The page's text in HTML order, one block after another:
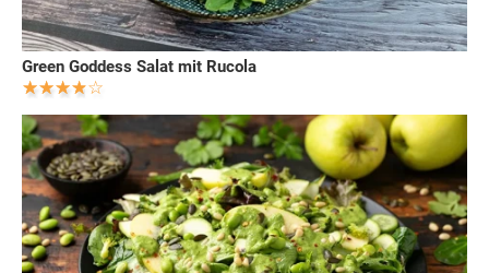
Green Goddess Salat mit Rucola